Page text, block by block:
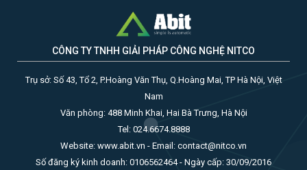
CÔNG TY TNHH GIẢI PHÁP CÔNG NGHỆ NITCO
Trụ sở: Số 43, Tổ 2, P.Hoàng Văn Thụ, Q.Hoàng Mai, TP Hà Nội, Việt
Nam
Văn phòng: 488 Minh Khai, Hai Bà Trưng, Hà Nội
Tel: 024.6674.8888
Website: www.abit.vn - Email: contact@nitco.vn
Số đăng ký kinh doanh: 0106562464 - Ngày cấp: 30/09/2016